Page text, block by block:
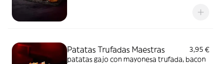
Patatas Trufadas Maestras
3,95 €
patatas gajo con mayonesa trufada, bacon